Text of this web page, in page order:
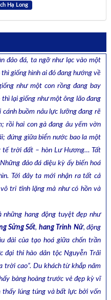
Hạ Long
đảo đá, ta ngỡ như lạc vào một
giống hình ai đó đang hướng về
như một con rồng đang bay
lại giống như một ông lão đang
buồm nâu lực lưỡng đang rẽ
rồi hai con gà đang âu yếm vờn
đứng giữa biển nước bao la một
tế trời đất – hòn Lư Hương… Tất
đảo đá diệu kỳ ấy biến hoá
Tới đây ta mới nhận ra tất cả
tri tĩnh lặng mà như có hồn và
những hang động tuyệt đẹp như
Sửng Sốt, hang Trinh Nữ, động
đài của tạo hoá giữa chốn trần
đại thi hào dân tộc Nguyễn Trãi
trời cao”. Du khách từ khắp năm
bàng hoàng trước vẻ đẹp kỳ vĩ
thấy lúng túng và bất lực bởi vốn